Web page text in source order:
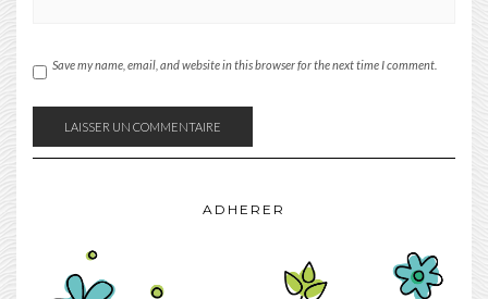
Save my name, email, and website in this browser for the next time I comment.
ADHERER